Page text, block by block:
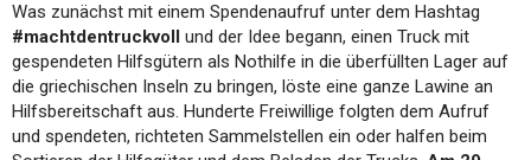
Was zunächst mit einem Spendenaufruf unter dem Hashtag
#machtdentruckvoll und der Idee begann, einen Truck mit
gespendeten Hilfsgütern als Nothilfe in die überfüllten Lager auf
die griechischen Inseln zu bringen, löste eine ganze Lawine an
Hilfsbereitschaft aus. Hunderte Freiwillige folgten dem Aufruf
und spendeten, richteten Sammelstellen ein oder halfen beim